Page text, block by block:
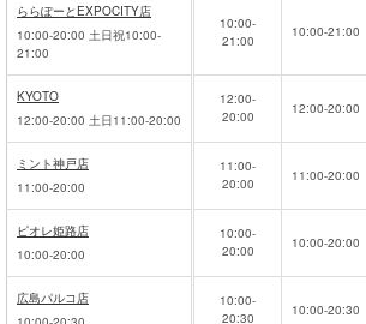
ららぽーとEXPOCITY店
10:00-20:00 土日祝10:00-
21:00
10:00-
21:00
10:00-21:00
KYOTO
12:00-20:00 土日11:00-20:00
12:00-
20:00
12:00-20:00
ミント神戸店
11:00-20:00
11:00-
20:00
11:00-20:00
ピオレ姫路店
10:00-20:00
10:00-
20:00
10:00-20:00
広島パルコ店
10:00-
20:30
10:00-20:30